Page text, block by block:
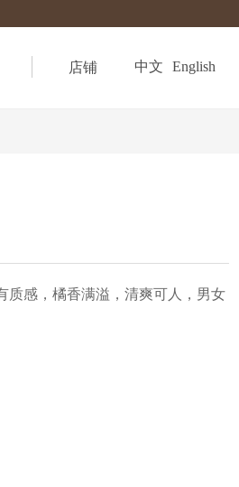
中文 English
店铺
质感，橘香满溢，清爽可人，男女